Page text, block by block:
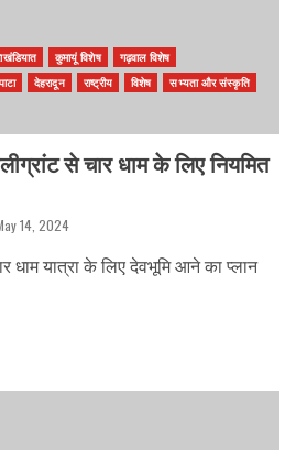
कुमायूं विशेष
गढ़वाल विशेष
देहरादून राष्ट्रीय विशेष
सभ्यता और संस्कृति
से चार धाम के लिए नियमित
14, 2024
धाम यात्रा के लिए देवभूमि आने का प्लान